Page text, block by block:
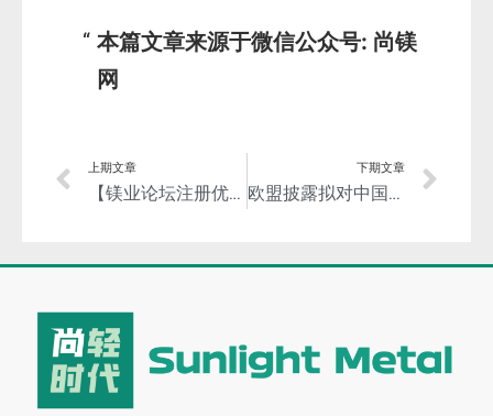
本篇文章来源于微信公众号: 尚镁
网
上期文章
【镁业论坛注册优惠还有三个工作日】镁业论坛恰逢其时，备受关注！
下期文章
欧盟披露拟对中国向欧盟出口的铝箔征收16%-29.1%的反倾销税